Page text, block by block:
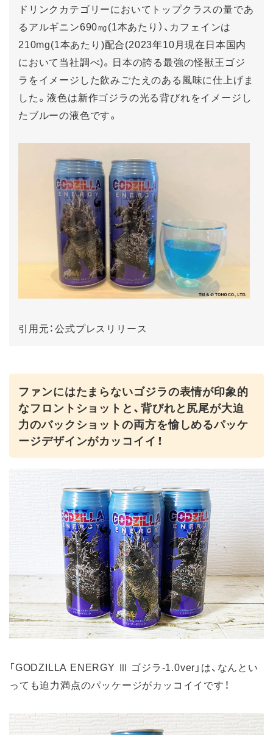
ドリンクカテゴリーにおいてトップクラスの量であ
るアルギニン690㎎(1本あたり）、カフェインは
210mg(1本あたり)配合(2023年10月現在日本国内
において当社調べ)。日本の誇る最強の怪獣王ゴジ
ラをイメージした飲みごたえのある風味に仕上げま
した。液色は新作ゴジラの光る背びれをイメージし
たブルーの液色です。
引用元：公式プレスリリース
ファンにはたまらないゴジラの表情が印象的
なフロントショットと、背びれと尻尾が大迫
力のバックショットの両方を愉しめるパッケ
ージデザインがカッコイイ！
「GODZILLA ENERGY Ⅲ ゴジラ-1.0ver」は、なんとい
っても迫力満点のパッケージがカッコイイです！